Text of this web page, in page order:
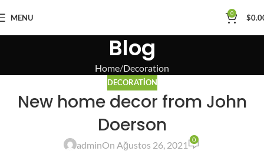
MENU 0 $
Blog
Home Decoration
DECORATION
New home decor from John
Doerson
adminOn Ağustos 26, 2021 0